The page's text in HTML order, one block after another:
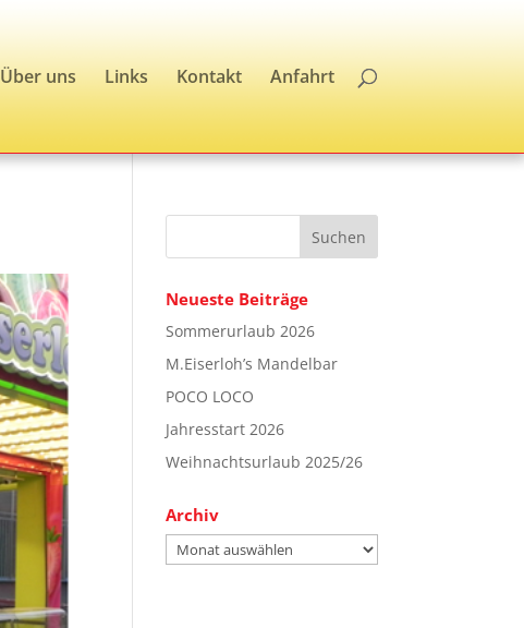
Über uns Links Kontakt Anfahrt
Neueste Beiträge
Sommerurlaub 2026
M.Eiserloh’s Mandelbar
POCO LOCO
Jahresstart 2026
Weihnachtsurlaub 2025/26
Archiv
Archiv